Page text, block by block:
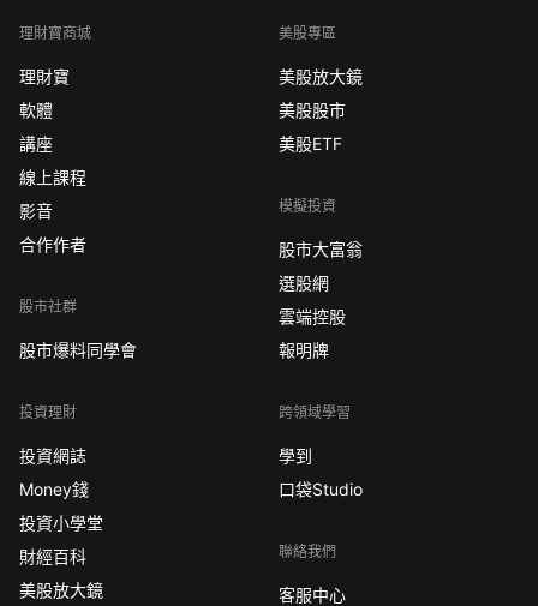
理財寶商城
理財寶
軟體
講座
線上課程
影音
合作作者
股市社群
股市爆料同學會
投資理財
投資網誌
Money錢
投資小學堂
財經百科
美股放大鏡
美股專區
美股放大鏡
美股股市
美股ETF
模擬投資
股市大富翁
選股網
雲端控股
報明牌
跨領域學習
學到
口袋Studio
聯絡我們
客服中心